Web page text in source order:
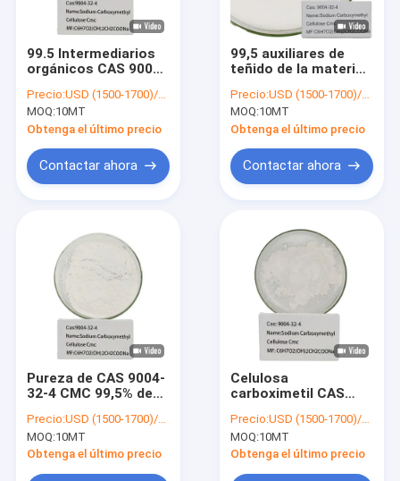
99.5 Intermediarios
orgánicos CAS 9004-
Carboximetilcelulosa
de sodio
Precio:USD (1500-1700)/MT
MOQ:10MT
Obtenga el último precio
Contactar ahora
99,5 auxiliares de
teñido de la materia
carboximetil de
9004-32-4 Cmc
Precio:USD (1500-1700)/MT
MOQ:10MT
Obtenga el último precio
Contactar ahora
Pureza de CAS 9004-
32-4 CMC 99,5% de
alimenticios de la
celulosa carboximetil
de sodio
Precio:USD (1500-1700)/MT
MOQ:10MT
Obtenga el último precio
Celulosa
carboximetil CAS
de HMHT para el
espesante
Precio:USD (1500-1700)/MT
MOQ:10MT
Obtenga el último precio